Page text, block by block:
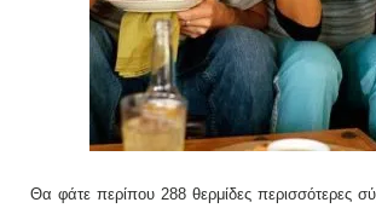
Θα φάτε περίπου 288 θερμίδες περισσότερες